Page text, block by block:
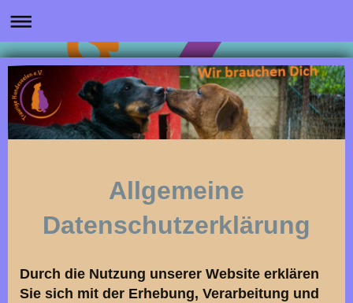
Allgemeine
Datenschutzerklärung
Durch die Nutzung unserer Website erklären
Sie sich mit der Erhebung, Verarbeitung und